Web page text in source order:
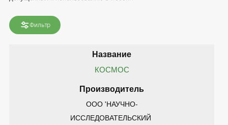
Фильтр
КОСМОС
ООО 'НАУЧНО-
ИССЛЕДОВАТЕЛЬСКИЙ